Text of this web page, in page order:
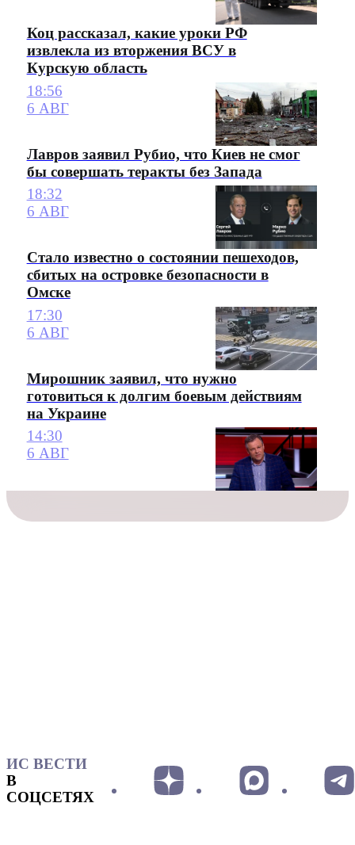
Коц рассказал, какие уроки РФ
извлекла из вторжения ВСУ в
Курскую область
18:56
6 АВГ
Лавров заявил Рубио, что Киев не смог
бы совершать теракты без Запада
18:32
6 АВГ
Стало известно о состоянии пешеходов,
сбитых на островке безопасности в
Омске
17:30
6 АВГ
Мирошник заявил, что нужно
готовиться к долгим боевым действиям
на Украине
14:30
6 АВГ
ИС ВЕСТИ
В
СОЦСЕТЯХ